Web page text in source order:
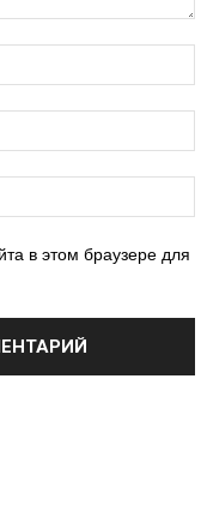
в этом браузере для